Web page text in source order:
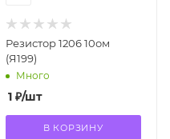
Резистор 1206 10ом
(Я199)
Много
1₽/шт
В КОРЗИНУ